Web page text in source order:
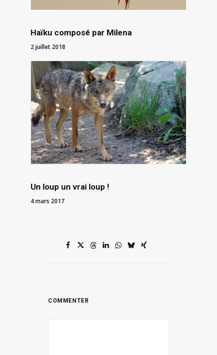
Haïku composé par Milena
2 juillet 2018
Un loup un vrai loup !
4 mars 2017